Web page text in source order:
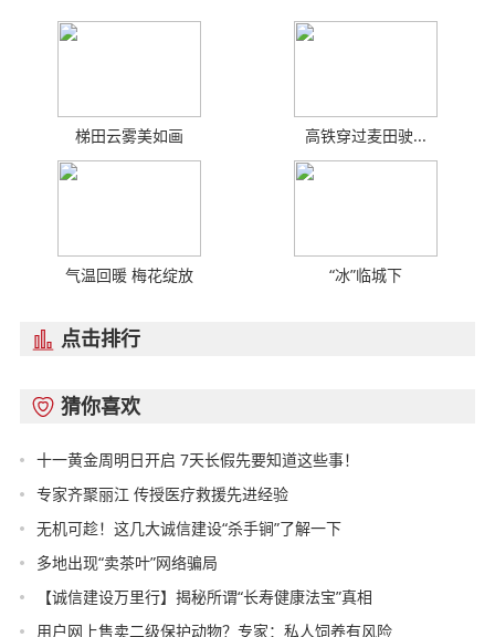
梯田云雾美如画 高铁穿过麦田驶...
气温回暖 梅花绽放 “冰”临城下
 点击排行
 猜你喜欢
十一黄金周明日开启 7天长假先要知道这些事！
专家齐聚丽江 传授医疗救援先进经验
无机可趁！这几大诚信建设“杀手锏”了解一下
多地出现“卖茶叶”网络骗局
【诚信建设万里行】揭秘所谓“长寿健康法宝”真相
用户网上售卖二级保护动物？专家：私人饲养有风险